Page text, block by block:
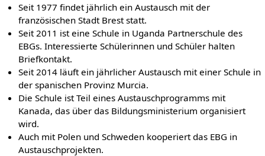
Seit 1977 findet jährlich ein Austausch mit der
französischen Stadt Brest statt.
Seit 2011 ist eine Schule in Uganda Partnerschule des
EBGs. Interessierte Schülerinnen und Schüler halten
Briefkontakt.
Seit 2014 läuft ein jährlicher Austausch mit einer Schule in
der spanischen Provinz Murcia.
Die Schule ist Teil eines Austauschprogramms mit
Kanada, das über das Bildungsministerium organisiert
wird.
Auch mit Polen und Schweden kooperiert das EBG in
Austauschprojekten.